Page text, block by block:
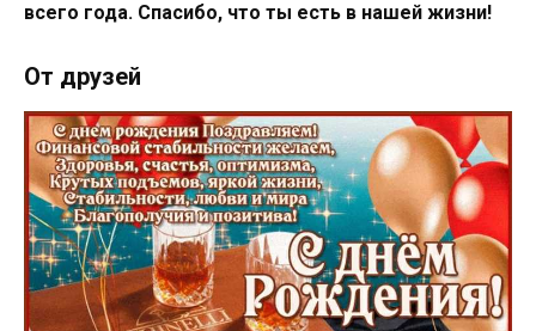
всего года. Спасибо, что ты есть в нашей жизни!
От друзей